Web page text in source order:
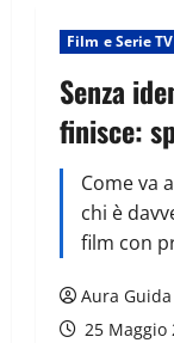
Film e Serie TV
Senza
finisce:
Come va
chi è
film con
Aura Guida
25 Maggio